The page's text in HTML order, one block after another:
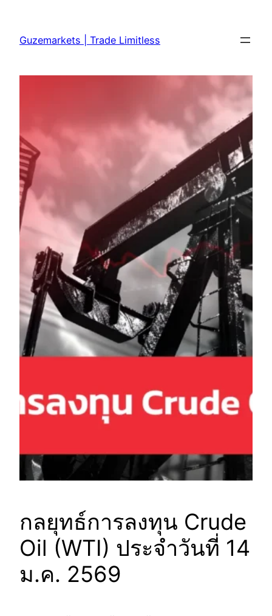
content
Guzemarkets | Trade Limitless
กลยุทธ์การลงทุน Crude
Oil (WTI) ประจำวันที่ 14
ม.ค. 2569